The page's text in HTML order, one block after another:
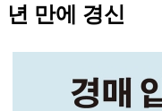
년 만에 경신